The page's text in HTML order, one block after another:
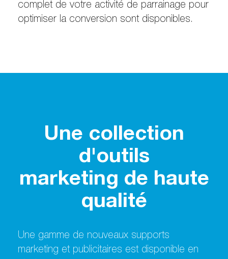
complet de votre activité de parrainage pour
optimiser la conversion sont disponibles.
Une collection
d'outils
marketing de haute
qualité
Une gamme de nouveaux supports
marketing et publicitaires est disponible en